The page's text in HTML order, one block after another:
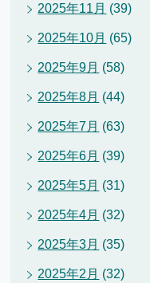
2025年11月 (39)
2025年10月 (65)
2025年9月 (58)
2025年8月 (44)
2025年7月 (63)
2025年6月 (39)
2025年5月 (31)
2025年4月 (32)
2025年3月 (35)
2025年2月 (32)